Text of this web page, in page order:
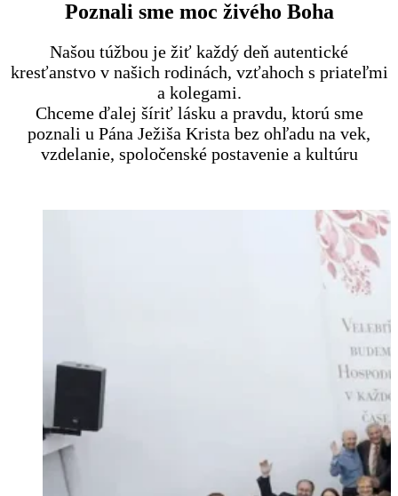
Poznali sme moc živého Boha
Našou túžbou je žiť každý deň autentické
kresťanstvo v našich rodinách, vzťahoch s priateľmi
a kolegami.
Chceme ďalej šíriť lásku a pravdu, ktorú sme
poznali u Pána Ježiša Krista bez ohľadu na vek,
vzdelanie, spoločenské postavenie a kultúru